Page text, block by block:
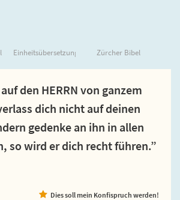
Einheitsübersetzung Zürcher Bibel
den HERRN von ganzem
dich nicht auf deinen
gedenke an ihn in allen
so wird er dich recht führen.”
Dies soll mein Konfispruch werden!